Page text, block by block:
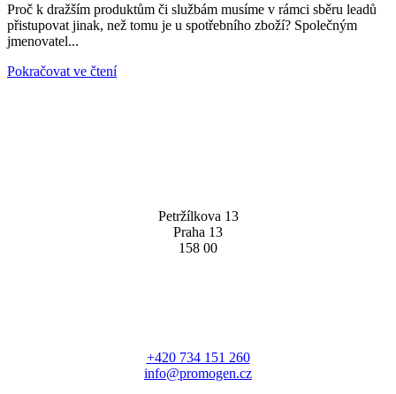
Proč k dražším produktům či službám musíme v rámci sběru leadů
přistupovat jinak, než tomu je u spotřebního zboží? Společným
jmenovatel...
Pokračovat ve čtení
Petržílkova 13
Praha 13
158 00
+420 734 151 260
info@promogen.cz